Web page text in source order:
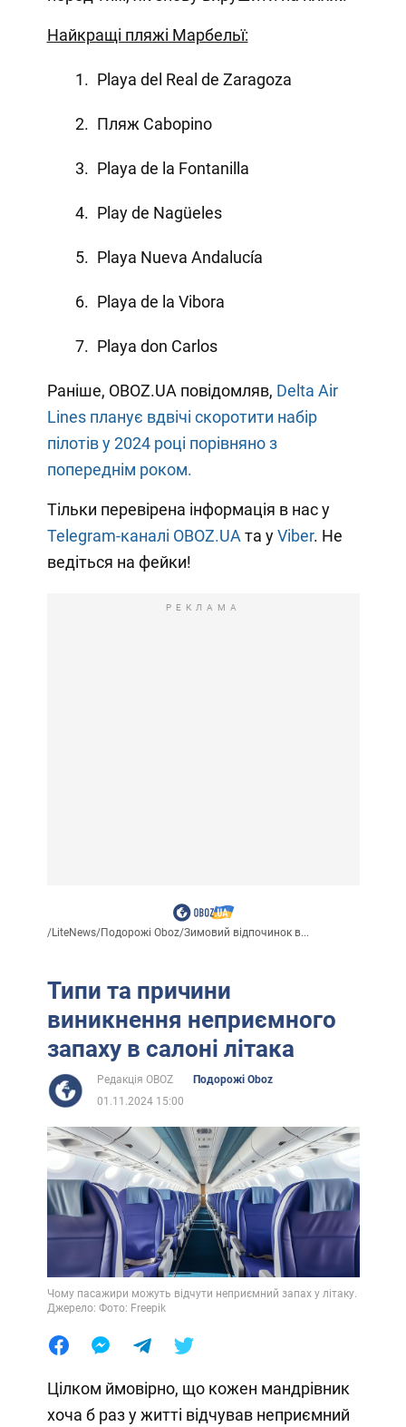
Найкращі пляжі Марбельї:
Playa del Real de Zaragoza
Пляж Cabopino
Playa de la Fontanilla
Play de Nagüeles
Playa Nueva Andalucía
Playa de la Vibora
Playa don Carlos
Раніше, OBOZ.UA повідомляв, Delta Air
Lines планує вдвічі скоротити набір
пілотів у 2024 році порівняно з
попереднім роком.
Тільки перевірена інформація в нас у
Telegram-каналі OBOZ.UA та уViber. Не
ведіться на фейки!
РЕКЛАМА
/LiteNews/Подорожі Oboz/Зимовий відпочинок в...
Типи та причини
виникнення неприємного
запаху в салоні літака
Редакція OBOZ
Подорожі Oboz
01.11.2024 15:00
Чому пасажири можуть відчути неприємний запах у літаку.
Джерело: Фото: Freepik
Цілком ймовірно, що кожен мандрівник
хоча б раз у житті відчував неприємний